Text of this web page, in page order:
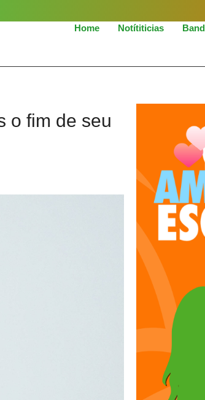
Home Notítiticias
o fim de seu